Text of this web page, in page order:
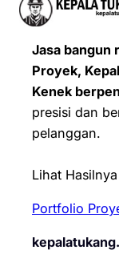
Jasa bangun
Proyek,
Kenek
presisi dan
pelanggan.
Lihat
Portfolio